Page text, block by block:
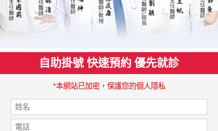
自助掛號 快速預約 優先就診
*本網站已加密，保護您的個人隱私